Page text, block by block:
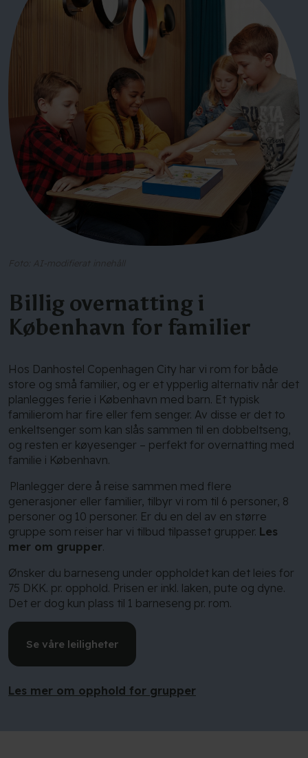
Foto: AI-modifierat innehåll
Billig overnatting i
København for familier
Hos Danhostel Copenhagen City har vi rom for både
store og små familier, og er et ypperlig alternativ når det
planlegges ferie i København med barn. Et typisk
familierom har fire eller fem senger. Av disse er det to
enkeltsenger som kan slås sammen til en dobbeltseng,
og resten er køyesenger – perfekt for overnatting med
familie i København.
Planlegger dere å reise sammen med flere
generasjoner eller familier, tilbyr vi rom til 6 personer, 8
personer og 10 personer. Er du en del av en større
gruppe som reiser har vi tilbud tilpasset grupper. Les
mer om grupper.
Ønsker du barneseng under oppholdet kan det leies for
75 DKK. pr. opphold. Prisen er inkl. laken, pute og dyne.
Det er dog kun plass til 1 barneseng pr. rom.
Se våre leiligheter
Les mer om opphold for grupper